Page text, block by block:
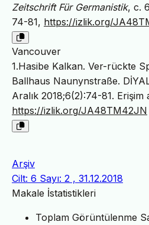
Zeitschrift Für Germanistik, c.
74-81, https://izlik.org/
Vancouver
1.Hasibe Kalkan. Ver-rückte
Ballhaus Naunynstraße.
Aralık 2018;6(2):74-81. Erişim
https://izlik.org/JA48TM42JN
Arşiv
Cilt: 6 Sayı: 2 , 31.12.2018
Makale İstatistikleri
Toplam Görüntülenme